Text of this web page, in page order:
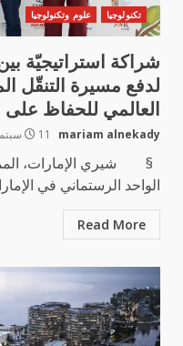
تكنولوجيا علوم وتكنولوجيا
لدفع مسيرة التنقّل
العالمي للحفاظ على
mariam alnekady 11 سبتمبر، 2025
§ شيري الإمارات،
الواحد الرستماني في
Read More